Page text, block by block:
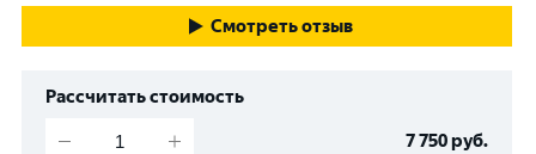
Смотреть отзыв
Рассчитать стоимость
7 750руб.